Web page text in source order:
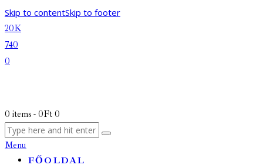
Skip to contentSkip to footer
20K
740
0
0 items - 0Ft 0
Menu
FŐOLDAL